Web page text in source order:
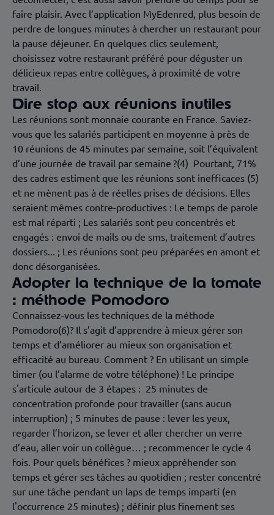
faire plaisir. Avec l’application MyEdenred, plus besoin de
perdre de longues minutes à chercher un restaurant pour
la pause déjeuner. En quelques clics seulement,
choisissez votre restaurant préféré pour déguster un
délicieux repas entre collègues, à proximité de votre
travail.
Dire stop aux réunions inutiles
Les réunions sont monnaie courante en France. Saviez-
vous que les salariés participent en moyenne à près de
10 réunions de 45 minutes par semaine, soit l’équivalent
d’une journée de travail par semaine ?(4) Pourtant, 71%
des cadres estiment que les réunions sont inefficaces (5)
et ne mènent pas à de réelles prises de décisions. Elles
seraient mêmes contre-productives : Le temps de parole
est mal réparti ; Les salariés sont peu concentrés et
engagés : envoi de mails ou de sms, traitement d’autres
dossiers... ; Les réunions sont peu préparées en amont et
donc désorganisées.
Adopter la technique de la tomate
: méthode Pomodoro
Connaissez-vous les techniques de la méthode
Pomodoro(6)? Il s’agit d’apprendre à mieux gérer son
temps et d’améliorer au mieux son organisation et
efficacité au bureau. Comment ? En utilisant un simple
timer (ou l’alarme de votre téléphone) ! Le principe
s'articule autour de 3 étapes : 25 minutes de
concentration profonde pour travailler (sans aucun
interruption) ; 5 minutes de pause : lever les yeux,
regarder l’horizon, se lever et aller chercher un verre
d’eau, aller voir un collègue… ; recommencer le cycle 4
fois. Pour quels bénéfices ? mieux appréhender son
temps et gérer ses tâches au quotidien ; rester concentré
sur une tâche pendant un laps de temps imparti (en
l'occurrence 25 minutes) ; définir plus finement ses